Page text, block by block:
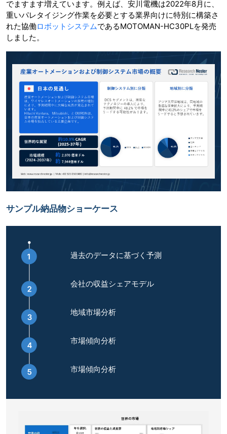
でますます増えています。例えば、安川電機は2022年8月に、
重いパレタイジング作業を必要とする業界向けに特別に構築さ
れた協働ロボットシステムであるMOTOMAN-HC30PLを発売
しました。
サンプル納品物ショーケース
過去のデータに基づく予測
会社の収益シェアモデル
地域市場分析
市場傾向分析
市場傾向分析